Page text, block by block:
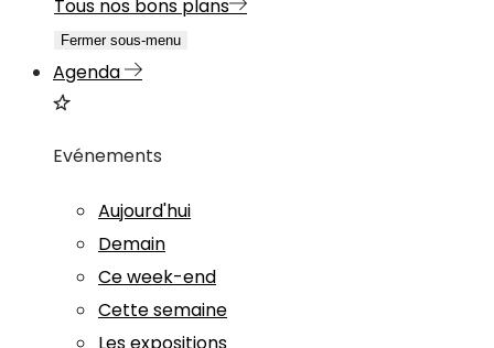
Tous nos bons plans
Fermer sous-menu
Agenda
Evénements
Aujourd'hui
Demain
Ce week-end
Cette semaine